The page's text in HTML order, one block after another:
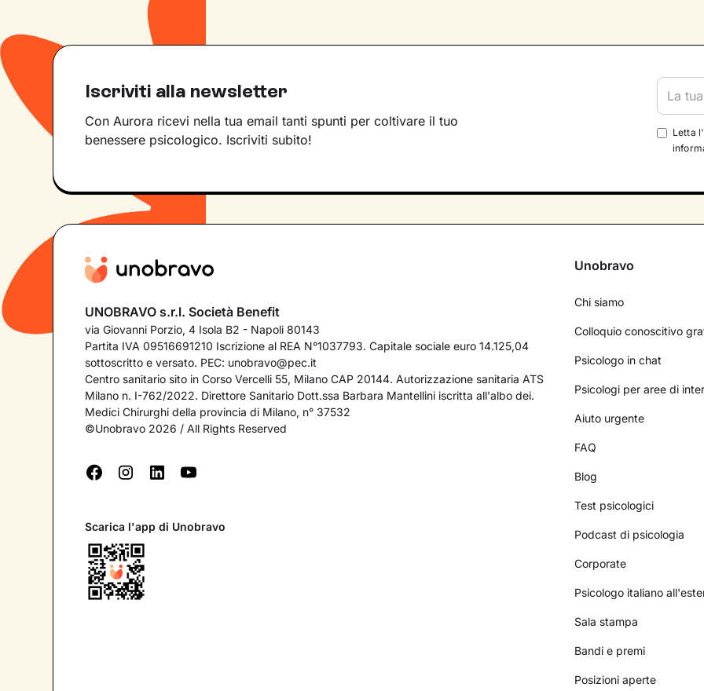
Iscriviti alla newsletter
Con Aurora ricevi nella tua email tanti spunti per coltivare il tuo
benessere psicologico. Iscriviti subito!
Letta l'
UNOBRAVO s.r.l. Società Benefit
via Giovanni Porzio, 4 Isola B2 - Napoli 80143
Partita IVA 09516691210 Iscrizione al REA N°1037793. Capitale sociale euro 14.125,04
sottoscritto e versato. PEC: unobravo@pec.it
Centro sanitario sito in Corso Vercelli 55, Milano CAP 20144. Autorizzazione sanitaria ATS
Milano n. I-762/2022. Direttore Sanitario Dott.ssa Barbara Mantellini iscritta all'albo dei.
Medici Chirurghi della provincia di Milano, n° 37532
©Unobravo 2026 / All Rights Reserved
Scarica l'app di Unobravo
Unobravo
Chi siamo
Colloquio conoscitivo
Psicologo in chat
Psicologi per aree di
Aiuto urgente
FAQ
Blog
Test psicologici
Podcast di psicologia
Corporate
Psicologo italiano
Sala stampa
Bandi e premi
Posizioni aperte